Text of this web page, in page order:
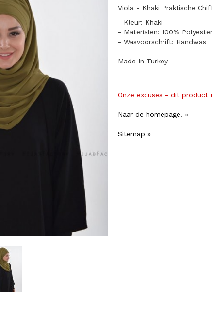
Viola - Khaki Praktische
- Kleur: Khaki
- Materialen: 100% Polyester
- Wasvoorschrift: Handwas
Made In Turkey
Onze excuses - dit product
Naar de homepage. »
Sitemap »